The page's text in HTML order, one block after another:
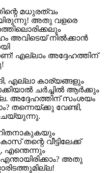
മധുരത്വം
അതു വളരെ
അവിടെയ്‍ നിൽക്കാൻ
എല്ലാം അദ്ദേഹത്തിന്
എല്ലാ കാര്യങ്ങളും
ചർച്ചില്‍ ആർക്കും
അദ്ദേഹത്തിന് സംശയം
തന്നെയ്ക്കു വേണ്ടി,
തന്റെ വീട്ടിലേക്ക്
എന്തെന്നും
അതു